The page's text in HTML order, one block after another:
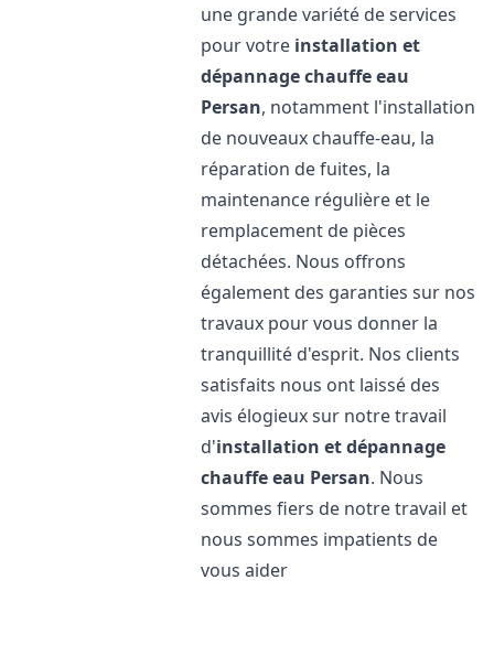
une grande variété de services
pour votre installation et
dépannage chauffe eau
Persan, notamment l'installation
de nouveaux chauffe-eau, la
réparation de fuites, la
maintenance régulière et le
remplacement de pièces
détachées. Nous offrons
également des garanties sur nos
travaux pour vous donner la
tranquillité d'esprit. Nos clients
satisfaits nous ont laissé des
avis élogieux sur notre travail
d'installation et dépannage
chauffe eau Persan. Nous
sommes fiers de notre travail et
nous sommes impatients de
vous aider